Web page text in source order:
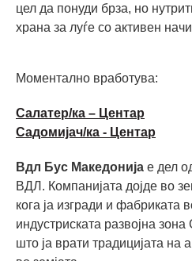
цел да понуди брза, но
храна за луѓе со активен
Моментално вработува:
Салатер/ка – Центар
Садомијач/ка - Центар
Вдл Бус Македонија е дел
ВДЛ. Компанијата дојде во
кога ја изгради и фабриката
индустриската развојна
што ја врати традицијата на